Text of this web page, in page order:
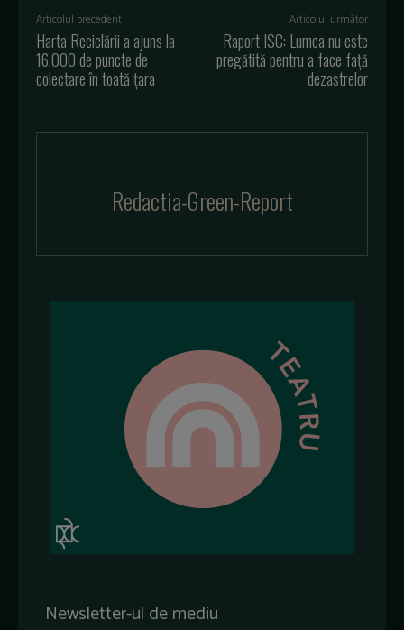
Articolul precedent
Harta Reciclării a ajuns la
16.000 de puncte de
colectare în toată țara
Articolul următor
Raport ISC: Lumea nu este
pregătită pentru a face față
dezastrelor
Redactia-Green-Report
Newsletter-ul de mediu